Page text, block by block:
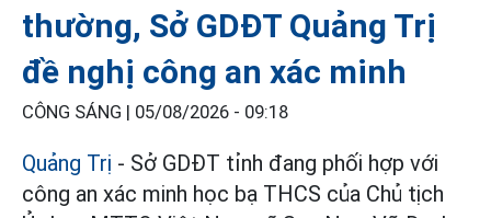
thường, Sở GDĐT Quảng Trị
đề nghị công an xác minh
CÔNG SÁNG | 05/08/2026 - 09:18
Quảng Trị - Sở GDĐT tỉnh đang phối hợp với
công an xác minh học bạ THCS của Chủ tịch